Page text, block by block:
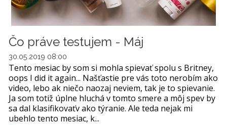
Čo práve testujem - Máj
30.05.2019 08:00
Tento mesiac by som si mohla spievať spolu s Britney,
oops I did it again... Našťastie pre vás toto nerobím ako
video, lebo ak niečo naozaj neviem, tak je to spievanie.
Ja som totiž úplne hluchá v tomto smere a môj spev by
sa dal klasifikovaťv ako týranie. Ale teda nejak mi
ubehlo tento mesiac, k...